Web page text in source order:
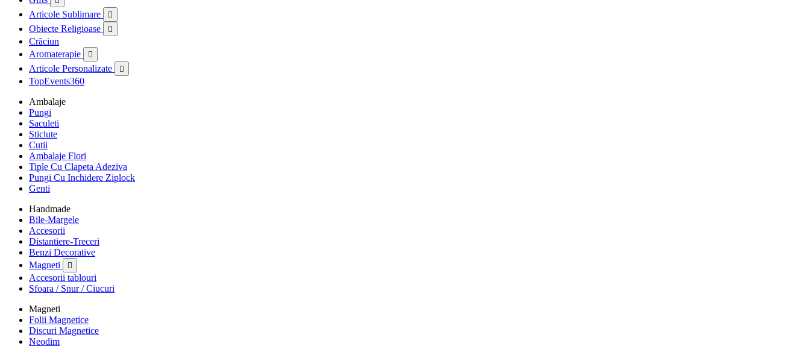
Articole Sublimare 
Obiecte Religioase 
Crăciun
Aromaterapie

Articole Personalizate 
TopEvents360
Ambalaje
Pungi
Saculeti
Sticlute
Cutii
Ambalaje Flori
Tiple Cu Clapeta Adeziva
Pungi Cu Inchidere Ziplock
Genti
Handmade
Bile-Margele
Accesorii
Distantiere-Treceri
Benzi Decorative
Magneti

Accesorii tablouri
Sfoara / Snur / Ciucuri
Magneti
Folii Magnetice
Discuri Magnetice
Neodim